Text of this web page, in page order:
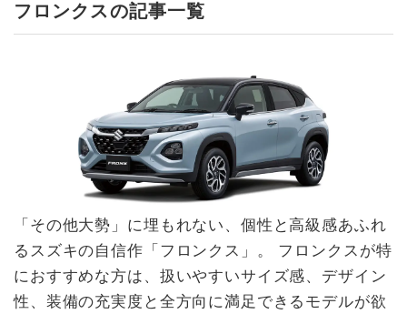
フロンクスの記事一覧
「その他大勢」に埋もれない、個性と高級感あふれ
るスズキの自信作「フロンクス」。 フロンクスが特
におすすめな方は、扱いやすいサイズ感、デザイン
性、装備の充実度と全方向に満足できるモデルが欲